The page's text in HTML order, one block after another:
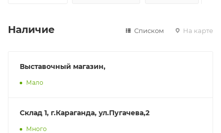
Наличие Списком На карте
Выставочный магазин,
Мало
Склад 1, г.Караганда, ул.Пугачева,2
Много